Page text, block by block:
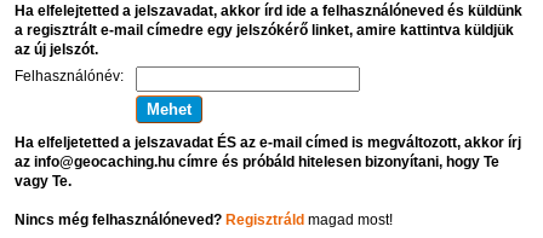
Ha elfelejtetted a jelszavadat, akkor írd ide a felhasználóneved és küldünk
a regisztrált e-mail címedre egy jelszókérő linket, amire kattintva küldjük
az új jelszót.
Felhasználónév:
Ha elfeljetetted a jelszavadat ÉS az e-mail címed is megváltozott, akkor írj
az info@geocaching.hu címre és próbáld hitelesen bizonyítani, hogy Te
vagy Te.
Nincs még felhasználóneved? Regisztráldmagad most!